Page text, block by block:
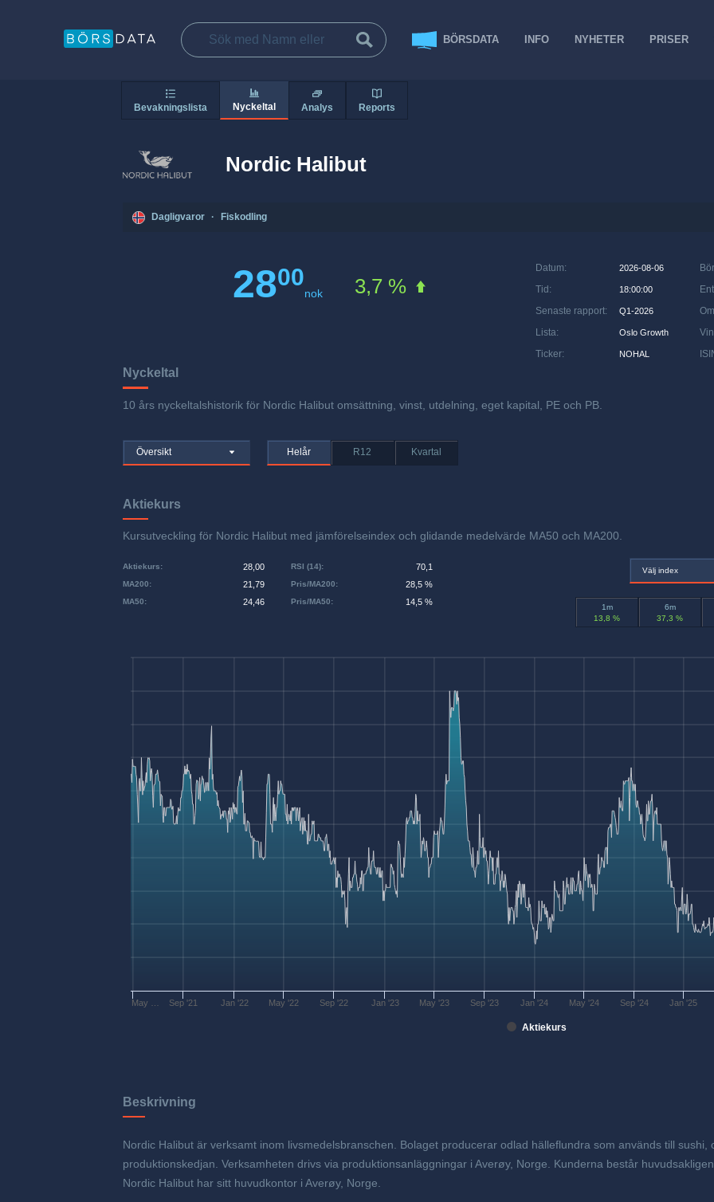
BÖRSDATA INFO NYHETER PRISER
Bevakningslista Nyckeltal Analys Reports
Nordic Halibut
Dagligvaror · Fiskodling
2800
nok 3,7 %
Datum: 2026-08-06
Tid : 18:00:00
Senaste rapport: Q1-2026
Lista: Oslo Growth
Ticker: NOHAL
Nyckeltal
10 års nyckeltalshistorik för Nordic Halibut omsättning, vinst, utdelning, eget kapital, PE och PB.
Översikt Helår R12 Kvartal
Aktiekurs
Kursutveckling för Nordic Halibut med jämförelseindex och glidande medelvärde MA50 och MA200.
Aktiekurs: 28,00
MA50: 24,46
MA200: 21,79 Pris/MA200: 28,5 %
RSI (14): 70,1
Pris/MA50: 14,5 %
Välj index
1m
13,8 %
6m
37,3 %
Aktiekurs
May … Sep '21 Jan '22 May '22 Sep '22 Jan '23 May '23 Sep '23 Jan '24 May '24 Sep '24 Jan '25
Beskrivning
Nordic Halibut är verksamt inom livsmedelsbranschen. Bolaget producerar odlad hälleflundra som används till sushi,
produktionskedjan. Verksamheten drivs via produktionsanläggningar i Averøy, Norge. Kunderna består
Nordic Halibut har sitt huvudkontor i Averøy, Norge.